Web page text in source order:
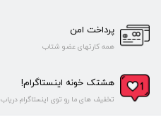
پرداخت امن
همه کارتهای عضو شتاب
هشتک خونه اینستاگرام!
تخفیف های ما رو توی اینستاگرام دریاب